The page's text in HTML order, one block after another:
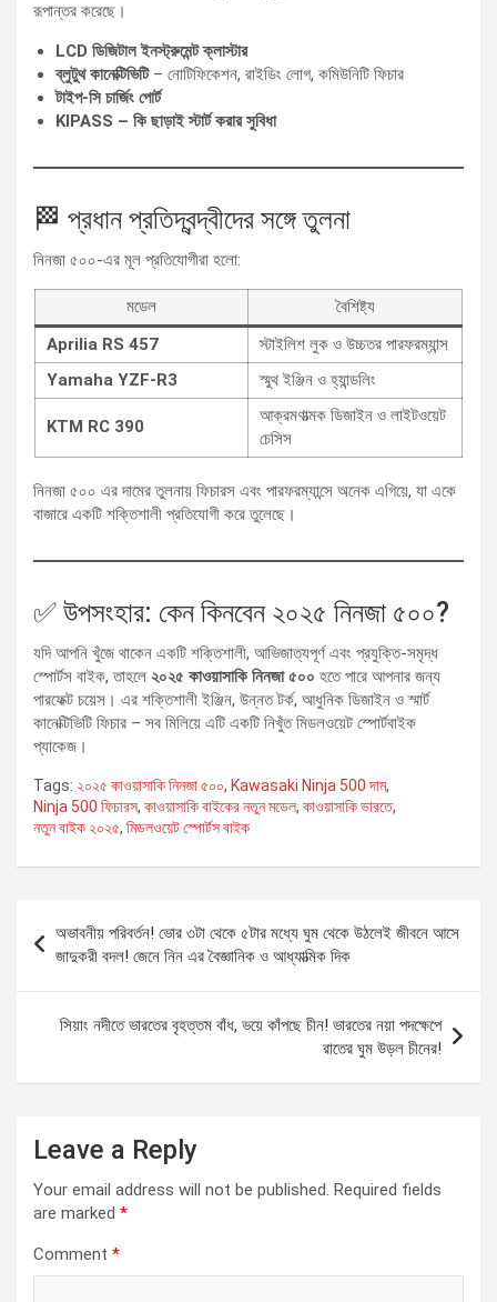
রূপান্তর করেছে।
LCD ডিজিটাল ইনস্ট্রুমেন্ট ক্লাস্টার
ব্লুটুথ কানেক্টিভিটি– নোটিফিকেশন, রাইডিং লোগ, কমিউনিটি ফিচার
টাইপ-সি চার্জিং পোর্ট
KIPASS – কি ছাড়াই স্টার্ট করার সুবিধা
🏁 প্রধান প্রতিদ্বন্দ্বীদের সঙ্গে তুলনা
নিনজা ৫০০-এর মূল প্রতিযোগীরা হলো:
মডেল
বৈশিষ্ট্য
Aprilia RS 457
স্টাইলিশ লুক ও উচ্চতর পারফরম্যান্স
Yamaha YZF-R3
স্মুথ ইঞ্জিন ও হ্যান্ডলিং
KTM RC 390
আক্রমণাত্মক ডিজাইন ও লাইটওয়েট
চেসিস
নিনজা ৫০০ এর দামের তুলনায় ফিচারস এবং পারফরম্যান্সে অনেক এগিয়ে, যা একে
বাজারে একটি শক্তিশালী প্রতিযোগী করে তুলেছে।
✅ উপসংহার: কেন কিনবেন ২০২৫ নিনজা ৫০০?
যদি আপনি খুঁজে থাকেন একটি শক্তিশালী, আভিজাত্যপূর্ণ এবং প্রযুক্তি-সমৃদ্ধ
স্পোর্টস বাইক, তাহলে ২০২৫ কাওয়াসাকি নিনজা ৫০০ হতে পারে আপনার জন্য
পারফেক্ট চয়েস। এর শক্তিশালী ইঞ্জিন, উন্নত টর্ক, আধুনিক ডিজাইন ও স্মার্ট
কানেক্টিভিটি ফিচার – সব মিলিয়ে এটি একটি নিখুঁত মিডলওয়েট স্পোর্টবাইক
প্যাকেজ।
Tags: ২০২৫ কাওয়াসাকি নিনজা ৫০০, Kawasaki Ninja 500 দাম,
Ninja 500 ফিচারস, কাওয়াসাকি বাইকের নতুন মডেল, কাওয়াসাকি ভারতে,
নতুন বাইক ২০২৫, মিডলওয়েট স্পোর্টস বাইক
navigation
অভাবনীয় পরিবর্তন! ভোর ৩টা থেকে ৫টার মধ্যে ঘুম থেকে উঠলেই জীবনে আসে
জাদুকরী বদল! জেনে নিন এর বৈজ্ঞানিক ও আধ্যাত্মিক দিক
সিয়াং নদীতে ভারতের বৃহত্তম বাঁধ, ভয়ে কাঁপছে চীন! ভারতের নয়া পদক্ষেপে
রাতের ঘুম উড়ল চীনের!
Leave a Reply
Your email address will not be published. Required fields
are marked *
Comment *